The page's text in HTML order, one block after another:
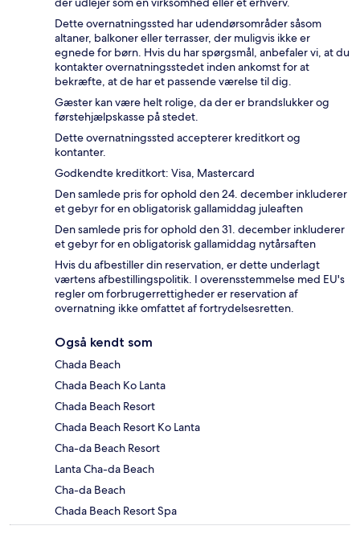
Dette overnatningssted har udendørsområder såsom
altaner, balkoner eller terrasser, der muligvis ikke er
egnede for børn. Hvis du har spørgsmål, anbefaler vi, at du
kontakter overnatningsstedet inden ankomst for at
bekræfte, at de har et passende værelse til dig.
Gæster kan være helt rolige, da der er brandslukker og
førstehjælpskasse på stedet.
Dette overnatningssted accepterer kreditkort og
kontanter.
Godkendte kreditkort: Visa, Mastercard
Den samlede pris for ophold den 24. december inkluderer
et gebyr for en obligatorisk gallamiddag juleaften
Den samlede pris for ophold den 31. december inkluderer
et gebyr for en obligatorisk gallamiddag nytårsaften
Hvis du afbestiller din reservation, er dette underlagt
værtens afbestillingspolitik. I overensstemmelse med EU's
regler om forbrugerrettigheder er reservation af
overnatning ikke omfattet af fortrydelsesretten.
Også kendt som
Chada Beach
Chada Beach Ko Lanta
Chada Beach Resort
Chada Beach Resort Ko Lanta
Cha-da Beach Resort
Lanta Cha-da Beach
Cha-da Beach
Chada Beach Resort Spa